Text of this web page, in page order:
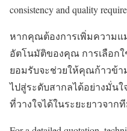
consistency and quality
หากคุณต้องการเพิ่มความแ
อัตโนมัติของคุณ การเลือก
ยอมรับจะช่วยให้คุณก้าวข้
ไปสู่ระดับสากลได้อย่างมั่น
ที่วางใจได้ในระยะยาวจาก